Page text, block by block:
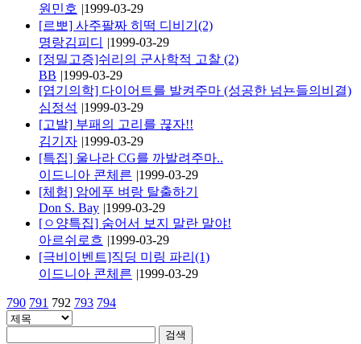
원민호 |1999-03-29
[르뽀] 사주팔짜 히떡 디비기(2)
명랑김피디
|1999-03-29
[정밀고증]쉬리의 군사학적 고찰 (2)
BB |1999-03-29
[엽기의학] 다이어트를 발켜주마 (성공한 넘뇬들의비결)
심정석 |1999-03-29
[고발] 부패의 고리를 끊자!!
김기자 |1999-03-29
[특집] 울나라 CG를 까발려주마..
이드니아 콘체른 |1999-03-29
[체험] 암에푸 벼랑 탈출하기
Don S. Bay |1999-03-29
[ㅇ양특집] 숨어서 보지 말란 말야!
아르쉬로흐 |1999-03-29
[극비이벤트]직딩 미링 파리(1)
이드니아 콘체른 |1999-03-29
790 791 792 793 794
검색